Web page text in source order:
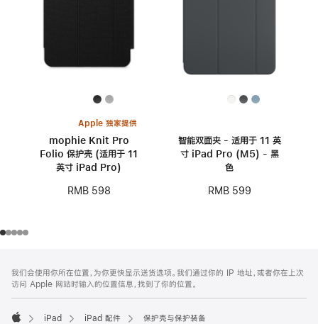
Apple 独家提供
mophie Knit Pro
Folio 保护壳 (适用于 11
英寸 iPad Pro)
RMB 598
智能双面夹 - 适用于 11 英
寸 iPad Pro (M5) - 黑
色
RMB 599
页
页
脚
注
我们会使用你所在位置，为你更快显示送货选项。我们通过你的 IP 地址，或者你在上次
访问 Apple 网站时输入的位置信息，找到了你的位置。
iPad iPad 配件
保护壳与保护装备